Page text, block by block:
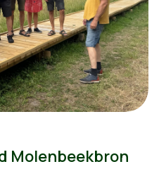
Molenbeekbron